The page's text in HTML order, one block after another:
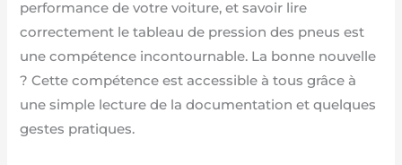
performance de votre voiture, et savoir lire
correctement le tableau de pression des pneus est
une compétence incontournable. La bonne nouvelle
? Cette compétence est accessible à tous grâce à
une simple lecture de la documentation et quelques
gestes pratiques.